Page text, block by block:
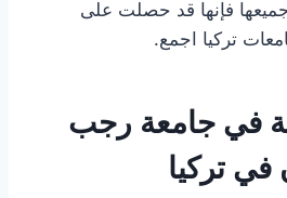
جميعها فإنها قد حصلت على
في جامعة رجب
تركيا